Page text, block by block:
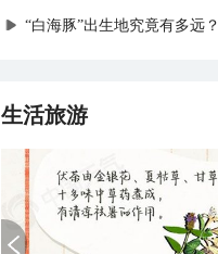
“白海豚”出生地究竟有多远？
生活旅游